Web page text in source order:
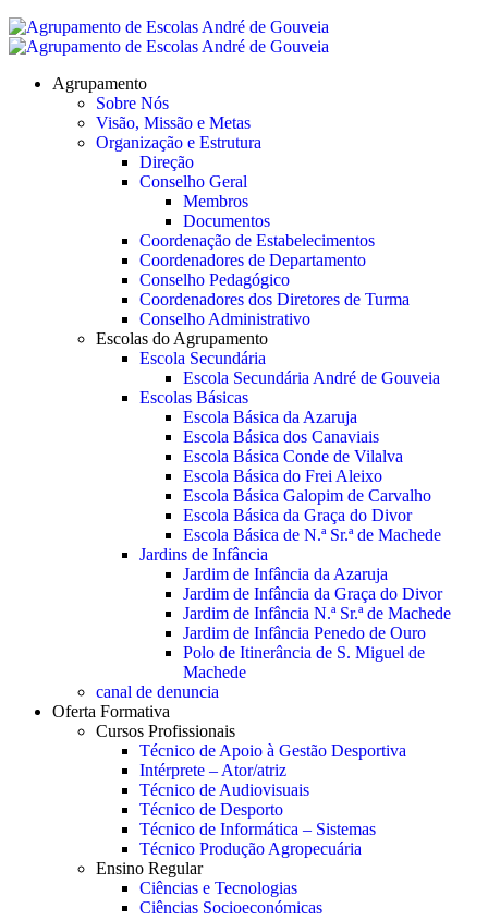
Agrupamento
Sobre Nós
Visão, Missão e Metas
Organização e Estrutura
Direção
Conselho Geral
Membros
Documentos
Coordenação de Estabelecimentos
Coordenadores de Departamento
Conselho Pedagógico
Coordenadores dos Diretores de Turma
Conselho Administrativo
Escolas do Agrupamento
Escola Secundária
Escola Secundária André de Gouveia
Escolas Básicas
Escola Básica da Azaruja
Escola Básica dos Canaviais
Escola Básica Conde de Vilalva
Escola Básica do Frei Aleixo
Escola Básica Galopim de Carvalho
Escola Básica da Graça do Divor
Escola Básica de N.ª Sr.ª de Machede
Jardins de Infância
Jardim de Infância da Azaruja
Jardim de Infância da Graça do Divor
Jardim de Infância N.ª Sr.ª de Machede
Jardim de Infância Penedo de Ouro
Polo de Itinerância de S. Miguel de
Machede
canal de denuncia
Oferta Formativa
Cursos Profissionais
Técnico de Apoio à Gestão Desportiva
Intérprete – Ator/atriz
Técnico de Audiovisuais
Técnico de Desporto
Técnico de Informática – Sistemas
Técnico Produção Agropecuária
Ensino Regular
Ciências e Tecnologias
Ciências Socioeconómicas